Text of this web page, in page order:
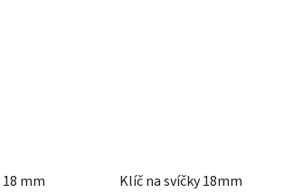
mm Klíč na svíčky 18mm